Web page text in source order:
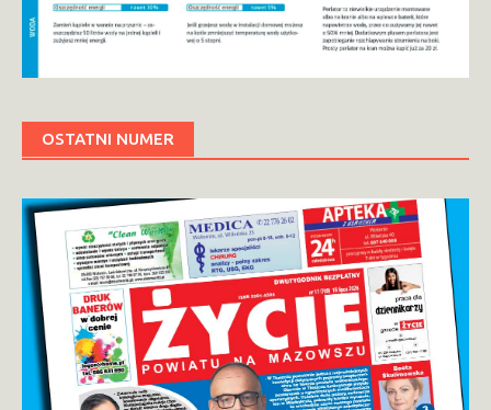
OSTATNI NUMER